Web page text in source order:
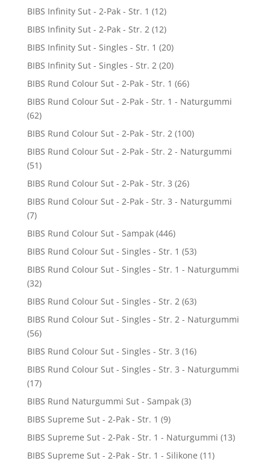
BIBS Infinity Sut - 2-Pak - Str. 1 (12)
BIBS Infinity Sut - 2-Pak - Str. 2 (12)
BIBS Infinity Sut - Singles - Str. 1 (20)
BIBS Infinity Sut - Singles - Str. 2 (20)
BIBS Rund Colour Sut - 2-Pak - Str. 1 (66)
BIBS Rund Colour Sut - 2-Pak - Str. 1 - Naturgummi
(62)
BIBS Rund Colour Sut - 2-Pak - Str. 2 (100)
BIBS Rund Colour Sut - 2-Pak - Str. 2 - Naturgummi
(51)
BIBS Rund Colour Sut - 2-Pak - Str. 3 (26)
BIBS Rund Colour Sut - 2-Pak - Str. 3 - Naturgummi
(7)
BIBS Rund Colour Sut - Sampak (446)
BIBS Rund Colour Sut - Singles - Str. 1 (53)
BIBS Rund Colour Sut - Singles - Str. 1 - Naturgummi
(32)
BIBS Rund Colour Sut - Singles - Str. 2 (63)
BIBS Rund Colour Sut - Singles - Str. 2 - Naturgummi
(56)
BIBS Rund Colour Sut - Singles - Str. 3 (16)
BIBS Rund Colour Sut - Singles - Str. 3 - Naturgummi
(17)
BIBS Rund Naturgummi Sut - Sampak (3)
BIBS Supreme Sut - 2-Pak - Str. 1 (9)
BIBS Supreme Sut - 2-Pak - Str. 1 - Naturgummi (13)
BIBS Supreme Sut - 2-Pak - Str. 1 - Silikone (11)